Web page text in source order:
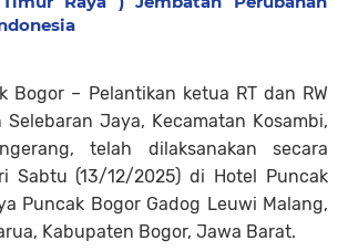
Bogor – Pelantikan ketua RT dan RW
Selebaran Jaya, Kecamatan Kosambi,
telah dilaksanakan secara
Sabtu (13/12/2025) di Hotel Puncak
Puncak Bogor Gadog Leuwi Malang,
Kabupaten Bogor, Jawa Barat.